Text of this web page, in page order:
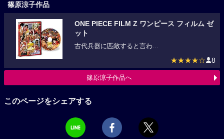
篠原涼子作品
ONE PIECE FILM Z ワンピース フィルム ゼ
ット
古代兵器に匹敵すると言わ...
★★★★☆ 8
篠原涼子作品へ
このページをシェアする